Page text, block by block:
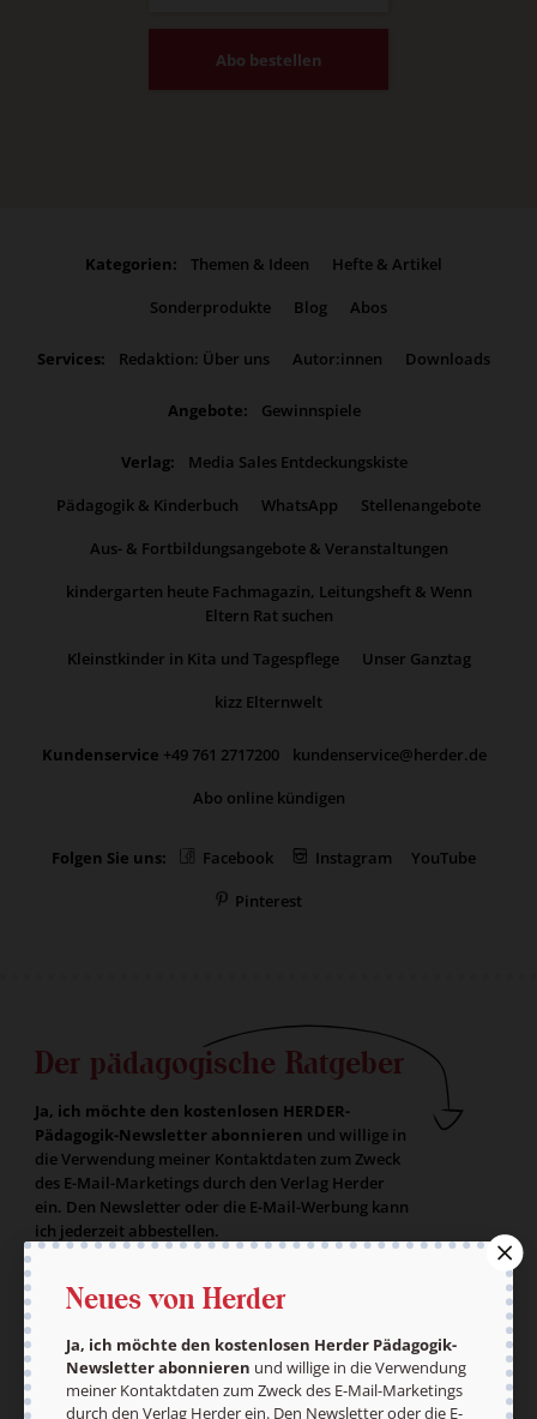
Abo bestellen
Kategorien: Themen & Ideen
Hefte & Artikel
Sonderprodukte
Blog Abos
Services: Redaktion: Über uns Autor:innen Downloads
Angebote: Gewinnspiele
Verlag:
Media Sales Entdeckungskiste
Pädagogik & Kinderbuch
WhatsApp
Stellenangebote
Aus- & Fortbildungsangebote & Veranstaltungen
kindergarten heute Fachmagazin, Leitungsheft & Wenn
Eltern Rat suchen
Kleinstkinder in Kita und Tagespflege
Unser Ganztag
kizz Elternwelt
Kundenservice +49 761 2717200
kundenservice@herder.de
Abo online kündigen
Folgen Sie uns: Facebook Instagram
YouTube
Pinterest
Der pädagogische Ratgeber
Ja, ich möchte den kostenlosen HERDER-
Pädagogik-Newsletter abonnieren und willige in
die Verwendung meiner Kontaktdaten zum Zweck
des E-Mail-Marketings durch den Verlag Herder
ein. Den Newsletter oder die E-Mail-Werbung kann
ich jederzeit abbestellen.
Ich bin einverstanden, dass mein
Newsletter und E-Mail-Werbung erfasst und
meine Interessen auszurichten. Über einen Link in
Newsletter oder E-Mail kann ich diese Funktion
jederzeit ausschalten.
Neues von Herder
Ja, ich möchte den kostenlosen Herder Pädagogik-
Newsletter abonnieren und willige in die Verwendung
meiner Kontaktdaten zum Zweck des E-Mail-Marketings
durch den Verlag Herder ein. Den Newsletter oder die E-